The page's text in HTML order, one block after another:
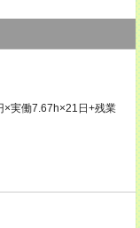
×実働7.67h×21日+残業